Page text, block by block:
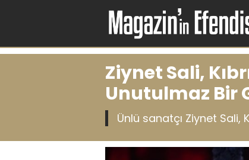
Ziynet Sali,
Unutulmaz Bir
Ünlü sanatçı Ziynet Sali,